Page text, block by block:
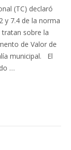
(TC) declaró
y 7.4 de la norma
tratan sobre la
de Valor de
municipal. El
…